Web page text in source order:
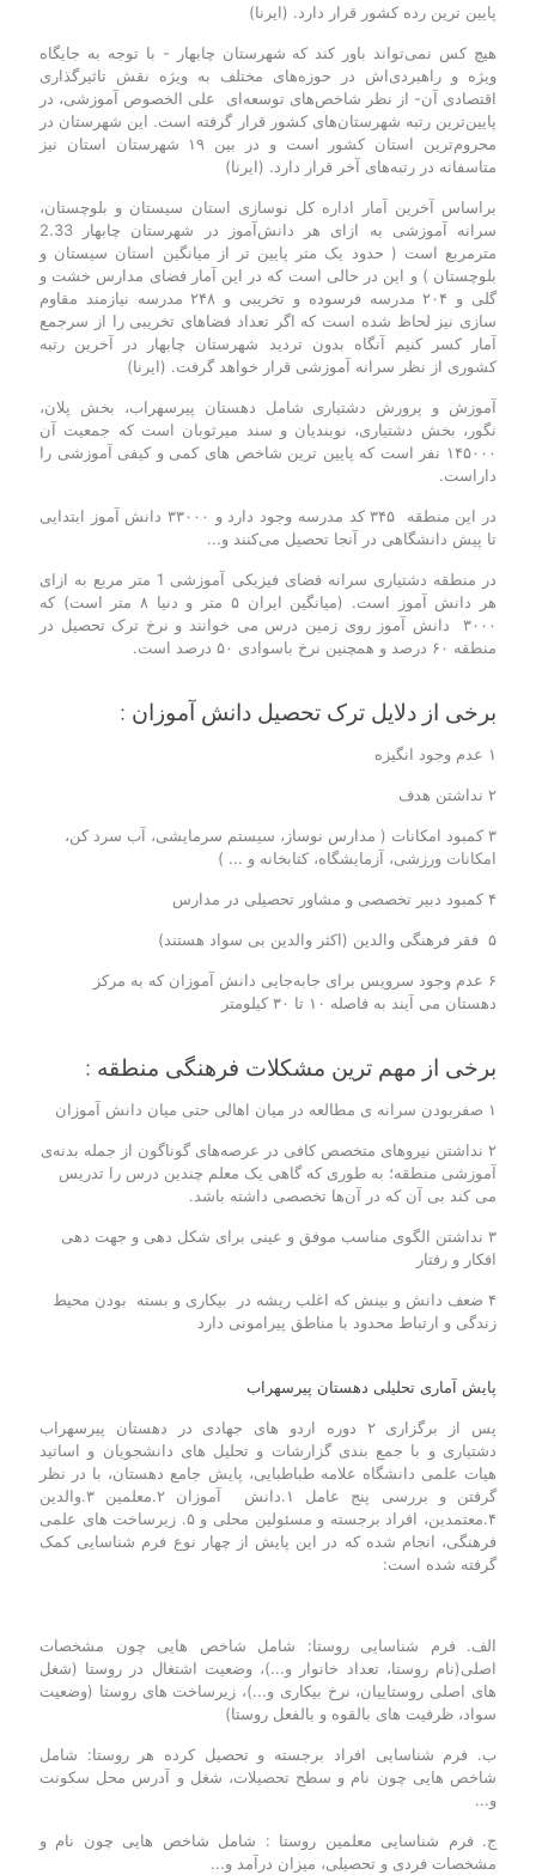
پایین ترین رده کشور قرار دارد. (ایرنا)
هیچ کس نمی‌تواند باور کند که شهرستان چابهار - با توجه به جایگاه
ویژه و راهبردی‌اش در حوزه‌های مختلف به ویژه نقش تاثیرگذاری
اقتصادی آن- از نظر شاخص‌های توسعه‌ای علی الخصوص آموزشی، در
پایین‌ترین رتبه شهرستان‌های کشور قرار گرفته است. این شهرستان در
محروم‌ترین استان کشور است و در بین ۱۹ شهرستان استان نیز
متاسفانه در رتبه‌های آخر قرار دارد. (ایرنا)
براساس آخرین آمار اداره کل نوسازی استان سیستان و بلوچستان،
سرانه آموزشی به ازای هر دانش‌آموز در شهرستان چابهار 2.33
مترمربع است ( حدود یک متر پایین تر از میانگین استان سیستان و
بلوچستان ) و این در حالی است که در این آمار فضای مدارس خشت و
گلی و ۲۰۴ مدرسه فرسوده و تخریبی و ۲۴۸ مدرسه نیازمند مقاوم
سازی نیز لحاظ شده است که اگر تعداد فضاهای تخریبی را از سرجمع
آمار کسر کنیم آنگاه بدون تردید شهرستان چابهار در آخرین رتبه
کشوری از نظر سرانه آموزشی قرار خواهد گرفت. (ایرنا)
آموزش و پرورش دشتیاری شامل دهستان پیرسهراب، بخش پلان،
نگور، بخش دشتیاری، نوبندیان و سند میرثوبان است که جمعیت آن
۱۴۵۰۰۰ نفر است که پایین ترین شاخص های کمی و کیفی آموزشی را
داراست.
در این منطقه ۳۴۵ کد مدرسه وجود دارد و ۳۳۰۰۰ دانش آموز ابتدایی
تا پیش دانشگاهی در آنجا تحصیل می‌کنند و...
در منطقه دشتیاری سرانه فضای فیزیکی آموزشی 1 متر مربع به ازای
هر دانش آموز است. (میانگین ایران ۵ متر و دنیا ۸ متر است) که
۳۰۰۰ دانش آموز روی زمین درس می خوانند و نرخ ترک تحصیل در
منطقه ۶۰ درصد و همچنین نرخ باسوادی ۵۰ درصد است.
برخی از دلایل ترک تحصیل دانش آموزان :
۱ عدم وجود انگیزه
۲ نداشتن هدف
۳ کمبود امکانات ( مدارس نوساز، سیستم سرمایشی، آب سرد کن،
امکانات ورزشی، آزمایشگاه، کتابخانه و ... )
۴ کمبود دبیر تخصصی و مشاور تحصیلی در مدارس
۵ فقر فرهنگی والدین (اکثر والدین بی سواد هستند)
۶ عدم وجود سرویس برای جابه‌جایی دانش آموزان که به مرکز
دهستان می آیند به فاصله ۱۰ تا ۳۰ کیلومتر
برخی از مهم ترین مشکلات فرهنگی منطقه :
۱ صفربودن سرانه ی مطالعه در میان اهالی حتی میان دانش آموزان
۲ نداشتن نیروهای متخصص کافی در عرصه‌های گوناگون از جمله بدنه‌ی
آموزشی منطقه؛ به طوری که گاهی یک معلم چندین درس را تدریس
می کند بی آن که در آن‌ها تخصصی داشته باشد.
۳ نداشتن الگوی مناسب موفق و عینی برای شکل دهی و جهت دهی
افکار و رفتار
۴ ضعف دانش و بینش که اغلب ریشه در بیکاری و بسته بودن محیط
زندگی و ارتباط محدود با مناطق پیرامونی دارد
پایش آماری تحلیلی دهستان پیرسهراب
پس از برگزاری ۲ دوره اردو های جهادی در دهستان پیرسهراب
دشتیاری و با جمع بندی گزارشات و تحلیل های دانشجویان و اساتید
هیات علمی دانشگاه علامه طباطبایی، پایش جامع دهستان، با در نظر
گرفتن و بررسی پنج عامل ۱.دانش آموزان ۲.معلمین ۳.والدین
۴.معتمدین، افراد برجسته و مسئولین محلی و ۵. زیرساخت های علمی
فرهنگی، انجام شده که در این پایش از چهار نوع فرم شناسایی کمک
گرفته شده است:
الف. فرم شناسایی روستا: شامل شاخص هایی چون مشخصات
اصلی(نام روستا، تعداد خانوار و...)، وضعیت اشتغال در روستا (شغل
های اصلی روستاییان، نرخ بیکاری و...)، زیرساخت های روستا (وضعیت
سواد، ظرفیت های بالقوه و بالفعل روستا)
ب. فرم شناسایی افراد برجسته و تحصیل کرده هر روستا: شامل
شاخص هایی چون نام و سطح تحصیلات، شغل و آدرس محل سکونت
و...
ج. فرم شناسایی معلمین روستا : شامل شاخص هایی چون نام و
مشخصات فردی و تحصیلی، میزان درآمد و...